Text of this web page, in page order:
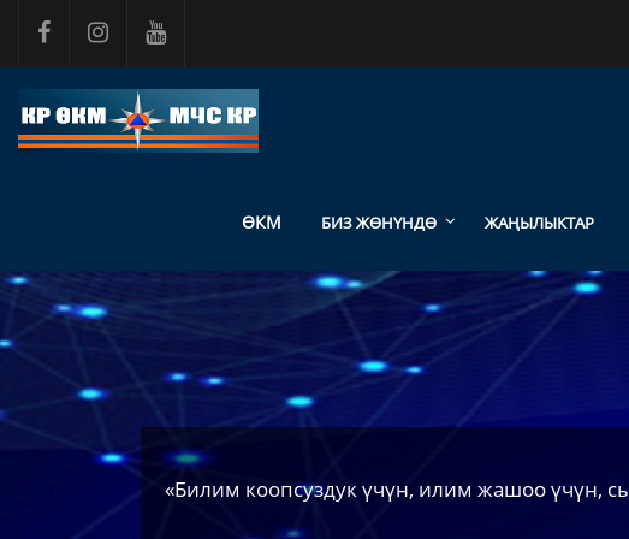
ӨКМ БИЗ ЖӨНҮНДӨ ЖАҢЫЛЫКТАР
«Билим коопсуздук үчүн, илим жашоо үчүн,